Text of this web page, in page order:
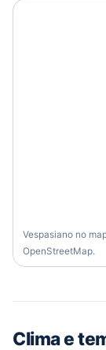
Vespasiano no
OpenStreetMap.
Clima e